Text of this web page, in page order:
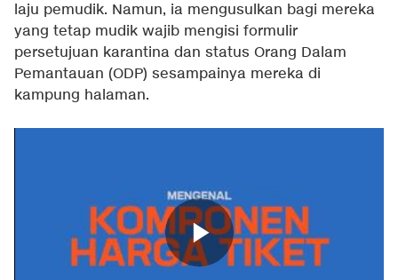
laju pemudik. Namun, ia mengusulkan bagi mereka
yang tetap mudik wajib mengisi formulir
persetujuan karantina dan status Orang Dalam
Pemantauan (ODP) sesampainya mereka di
kampung halaman.